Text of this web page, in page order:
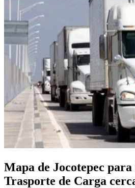
Mapa de Jocotepec
Trasporte de Carga